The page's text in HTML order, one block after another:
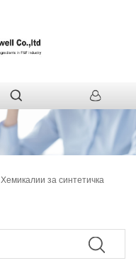
Хемикалии за синтетичка